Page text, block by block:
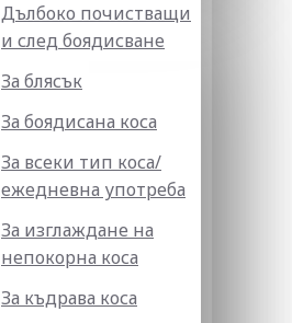
Дълбоко почистващи
и след боядисване
За блясък
За боядисана коса
За всеки тип коса/
ежедневна употреба
За изглаждане на
непокорна коса
За къдрава коса